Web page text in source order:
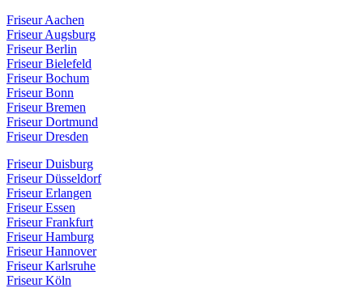
Friseur Aachen
Friseur Augsburg
Friseur Berlin
Friseur Bielefeld
Friseur Bochum
Friseur Bonn
Friseur Bremen
Friseur Dortmund
Friseur Dresden
Friseur Duisburg
Friseur Düsseldorf
Friseur Erlangen
Friseur Essen
Friseur Frankfurt
Friseur Hamburg
Friseur Hannover
Friseur Karlsruhe
Friseur Köln